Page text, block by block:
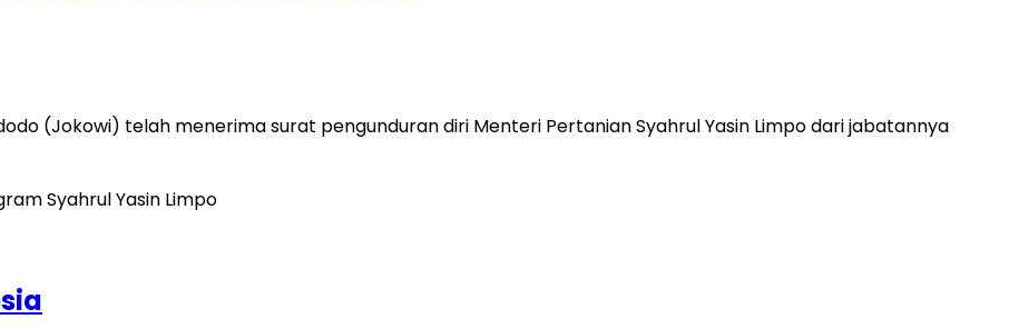
(Jokowi) telah menerima surat pengunduran diri Menteri Pertanian Syahrul Yasin Limpo dari jabatannya